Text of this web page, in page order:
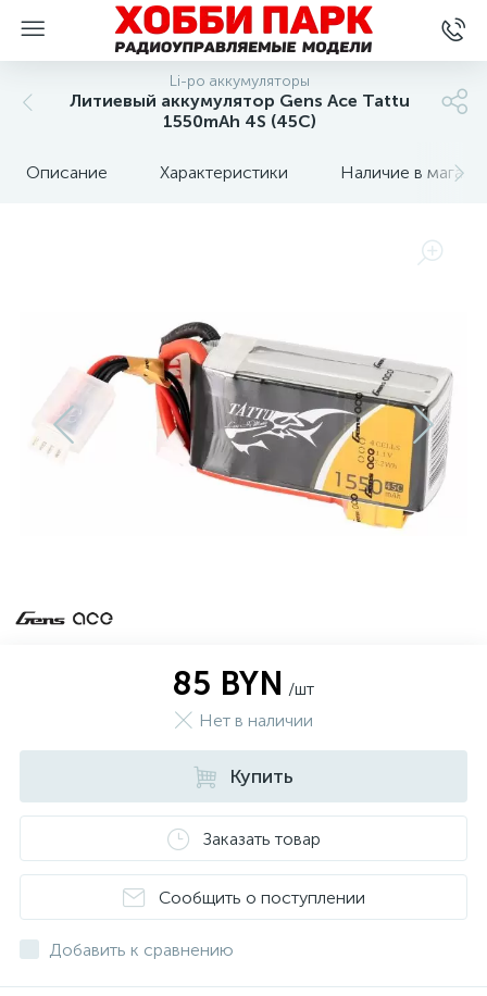
Li-po аккумуляторы
Литиевый аккумулятор Gens Ace Tattu
1550mAh 4S (45C)
Описание Характеристики Наличие в
85 BYN /шт
Нет в наличии
Купить
Заказать товар
Сообщить о поступлении
Добавить к сравнению